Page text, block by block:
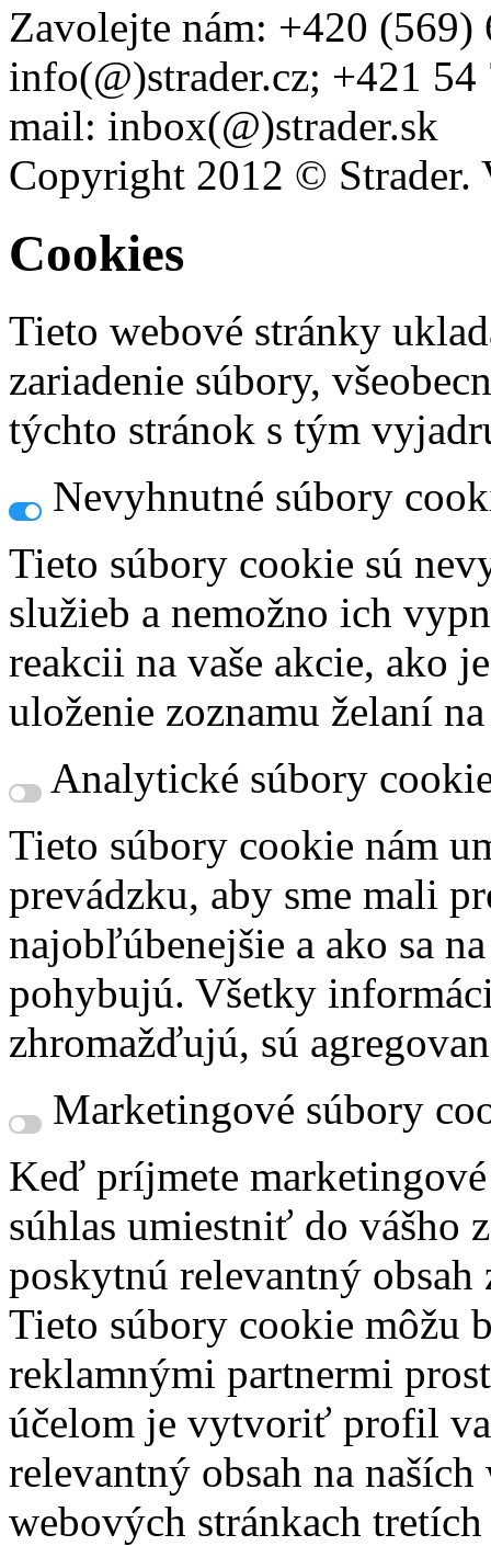
Zavolejte nám: +420 (569)
info(@)strader.cz; +421
mail: inbox(@)strader.sk
Copyright 2012 © Strader.
Cookies
Tieto webové stránky
zariadenie súbory,
týchto stránok s tým
Nevyhnutné súbory
Tieto súbory cookie sú
služieb a nemožno ich
reakcii na vaše akcie, ako
uloženie zoznamu želaní
Analytické súbory
Tieto súbory cookie nám
prevádzku, aby sme mali
najobľúbenejšie a ako sa
pohybujú. Všetky
zhromažďujú, sú
Marketingové súbory
Keď príjmete
súhlas umiestniť do vášho
poskytnú relevantný
Tieto súbory cookie môžu
reklamnými partnermi
účelom je vytvoriť profil
relevantný obsah na
webových stránkach tretích